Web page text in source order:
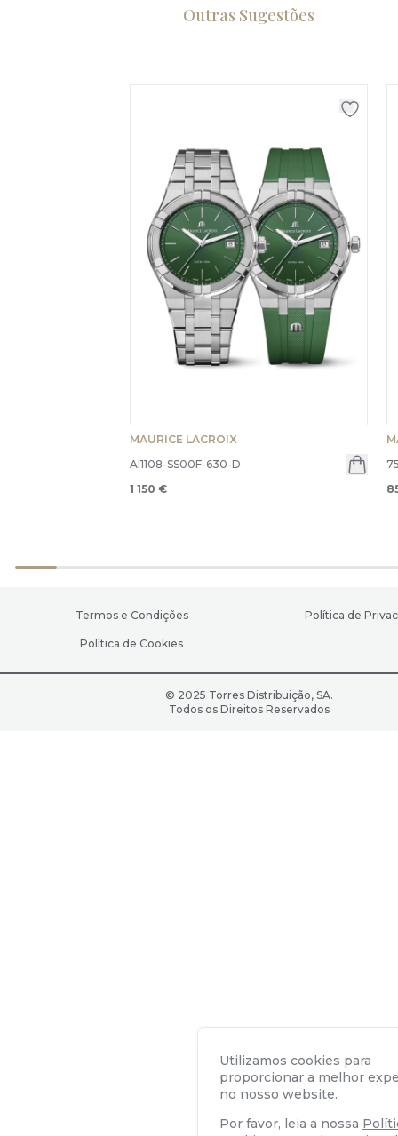
Outras Sugestões
MAURICE LACROIX
AI1108-SS00F-630-D
1 150 €
Termos e Condições Política de
Política de Cookies
© 2025 Torres Distribuição, SA.
Todos os Direitos Reservados
Utilizamos cookies para
proporcionar a melhor
no nosso website.
Por favor, leia a nossa